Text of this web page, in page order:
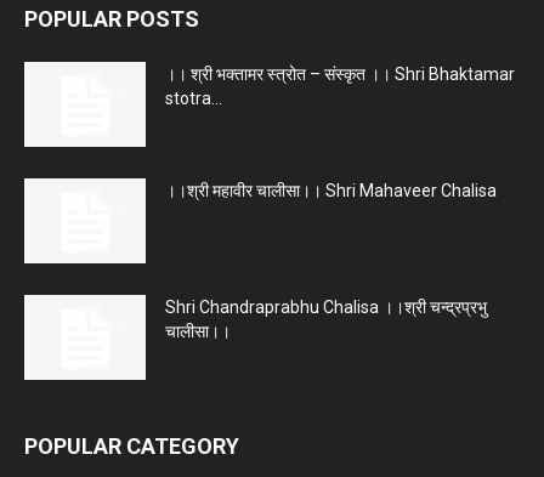
POPULAR POSTS
।। श्री भक्तामर स्त्रोत – संस्कृत ।। Shri Bhaktamar
stotra...
।।श्री महावीर चालीसा।। Shri Mahaveer Chalisa
Shri Chandraprabhu Chalisa ।।श्री चन्द्रप्रभु
चालीसा।।
POPULAR CATEGORY